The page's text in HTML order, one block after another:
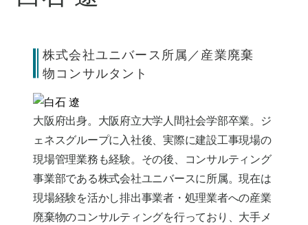
株式会社ユニバース所属／産業廃棄
物コンサルタント
大阪府出身。大阪府立大学人間社会学部卒業。ジ
ェネスグループに入社後、実際に建設工事現場の
現場管理業務も経験。その後、コンサルティング
事業部である株式会社ユニバースに所属。現在は
現場経験を活かし排出事業者・処理業者への産業
廃棄物のコンサルティングを行っており、大手メ